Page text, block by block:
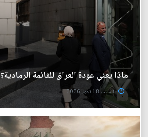
ماذا يعني عودة العراق للقائمة الرمادية؟
السبت 18 تموز 2026